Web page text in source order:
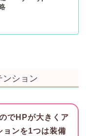
ンション
でHPが大きくア
ョンを1つは装備